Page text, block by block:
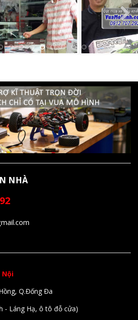
NHÀ
Nội
Q.Đống Đa
- Láng Hạ, ô tô đỗ cửa)